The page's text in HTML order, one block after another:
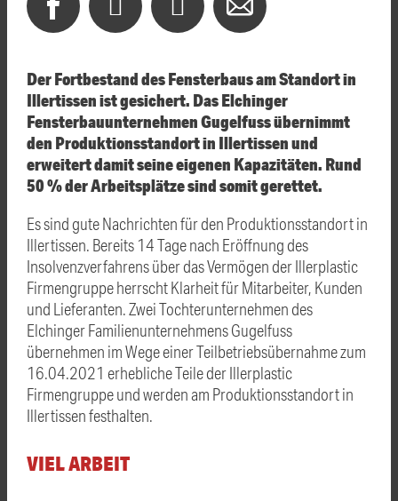
Der Fortbestand des Fensterbaus am Standort in
Illertissen ist gesichert. Das Elchinger
Fensterbauunternehmen Gugelfuss übernimmt
den Produktionsstandort in Illertissen und
erweitert damit seine eigenen Kapazitäten. Rund
50 % der Arbeitsplätze sind somit gerettet.
Es sind gute Nachrichten für den Produktionsstandort in
Illertissen. Bereits 14 Tage nach Eröffnung des
Insolvenzverfahrens über das Vermögen der Illerplastic
Firmengruppe herrscht Klarheit für Mitarbeiter, Kunden
und Lieferanten. Zwei Tochterunternehmen des
Elchinger Familienunternehmens Gugelfuss
übernehmen im Wege einer Teilbetriebsübernahme zum
16.04.2021 erhebliche Teile der Illerplastic
Firmengruppe und werden am Produktionsstandort in
Illertissen festhalten.
VIEL ARBEIT